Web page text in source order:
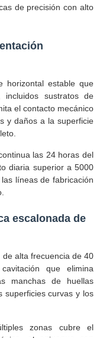
de precisión con alto
horizontal estable que
incluidos sustratos de
el contacto mecánico
y daños a la superficie
las 24 horas del
diaria superior a 5000
líneas de fabricación
escalonada de
alta frecuencia de 40
que elimina
manchas de huellas
superficies curvas y los
zonas cubre el